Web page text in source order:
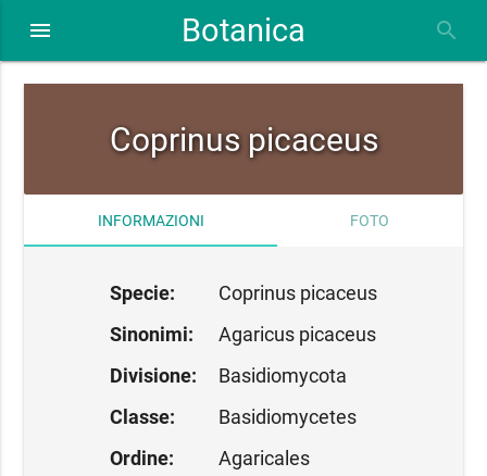
Botanica search
menu
Coprinus picaceus
INFORMAZIONI FOTO
Specie:
Coprinus picaceus
Sinonimi:
Agaricus picaceus
Divisione:
Basidiomycota
Classe:
Basidiomycetes
Ordine:
Agaricales